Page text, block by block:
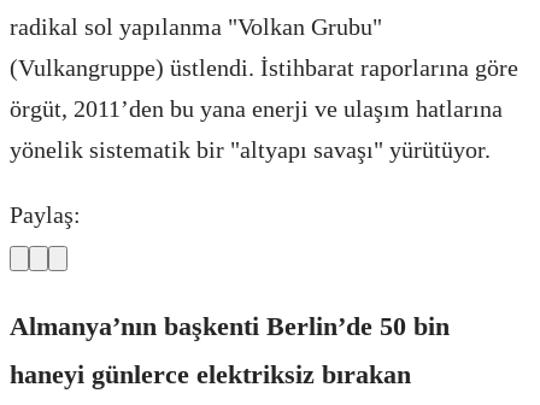
radikal sol yapılanma "Volkan Grubu"
(Vulkangruppe) üstlendi. İstihbarat raporlarına göre
örgüt, 2011’den bu yana enerji ve ulaşım hatlarına
yönelik sistematik bir "altyapı savaşı" yürütüyor.
Paylaş:
Almanya’nın başkenti Berlin’de 50 bin
haneyi günlerce elektriksiz bırakan